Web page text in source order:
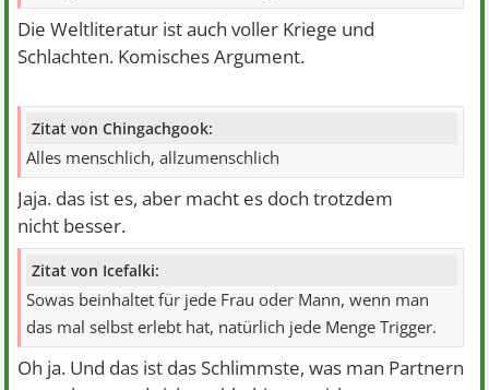
Die Weltliteratur ist auch voller Kriege und
Schlachten. Komisches Argument.
Zitat von Chingachgook:
Alles menschlich, allzumenschlich
Jaja. das ist es, aber macht es doch trotzdem
nicht besser.
Zitat von Icefalki:
Sowas beinhaltet für jede Frau oder Mann, wenn man
das mal selbst erlebt hat, natürlich jede Menge Trigger.
Oh ja. Und das ist das Schlimmste, was man Partnern